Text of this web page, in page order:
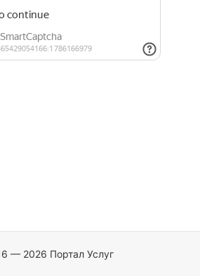
— 2026 Портал Услуг